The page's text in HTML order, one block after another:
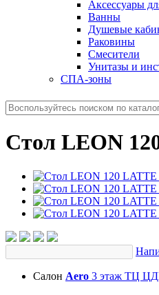
Аксессуары
Ванны
Душевые
Раковины
Смесители
Унитазы и
СПА-зоны
Стол LEON
Салон Aero 3 этаж ТЦ